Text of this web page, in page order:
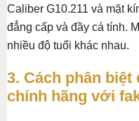
Caliber G10.211 và mặt
đẳng cấp và đầy cá tính.
nhiều độ tuổi khác nhau.
3. Cách phân
chính hãng với